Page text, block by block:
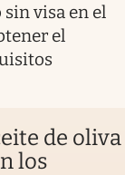
visa en el
el
de oliva
los